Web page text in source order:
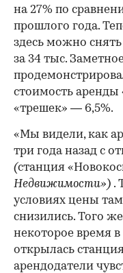
на 27% по
прошлого года.
здесь можно
за 34 тыс.
стоимость аренды
«трешек» — 6,5%.
«Мы видели, как
три года назад с
(станция
Недвижимости») .
условиях цены
снизились. Того
некоторое время в
открылась
арендодатели